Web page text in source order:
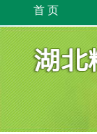
首 页